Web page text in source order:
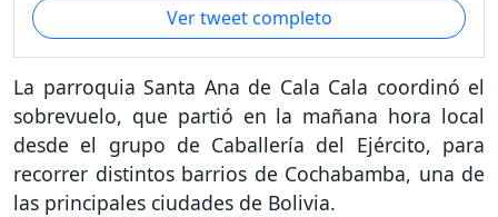
Ver tweet completo
La parroquia Santa Ana de Cala Cala coordinó el
sobrevuelo, que partió en la mañana hora local
desde el grupo de Caballería del Ejército, para
recorrer distintos barrios de Cochabamba, una de
las principales ciudades de Bolivia.